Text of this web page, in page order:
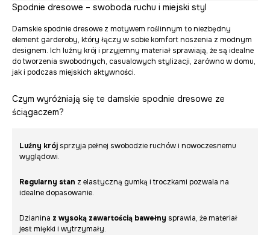
Spodnie dresowe – swoboda ruchu i miejski styl
Damskie spodnie dresowe z motywem roślinnym to niezbędny
element garderoby, który łączy w sobie komfort noszenia z modnym
designem. Ich luźny krój i przyjemny materiał sprawiają, że są idealne
do tworzenia swobodnych, casualowych stylizacji, zarówno w domu,
jak i podczas miejskich aktywności.
Czym wyróżniają się te damskie spodnie dresowe ze
ściągaczem?
Luźny krój sprzyja pełnej swobodzie ruchów i nowoczesnemu
wyglądowi.
Regularny stan z elastyczną gumką i troczkami pozwala na
idealne dopasowanie.
Dzianina z wysoką zawartością bawełny sprawia, że materiał
jest miękki i wytrzymały.